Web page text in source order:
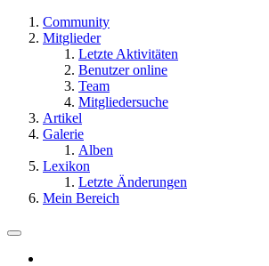
Community
Mitglieder
Letzte Aktivitäten
Benutzer online
Team
Mitgliedersuche
Artikel
Galerie
Alben
Lexikon
Letzte Änderungen
Mein Bereich